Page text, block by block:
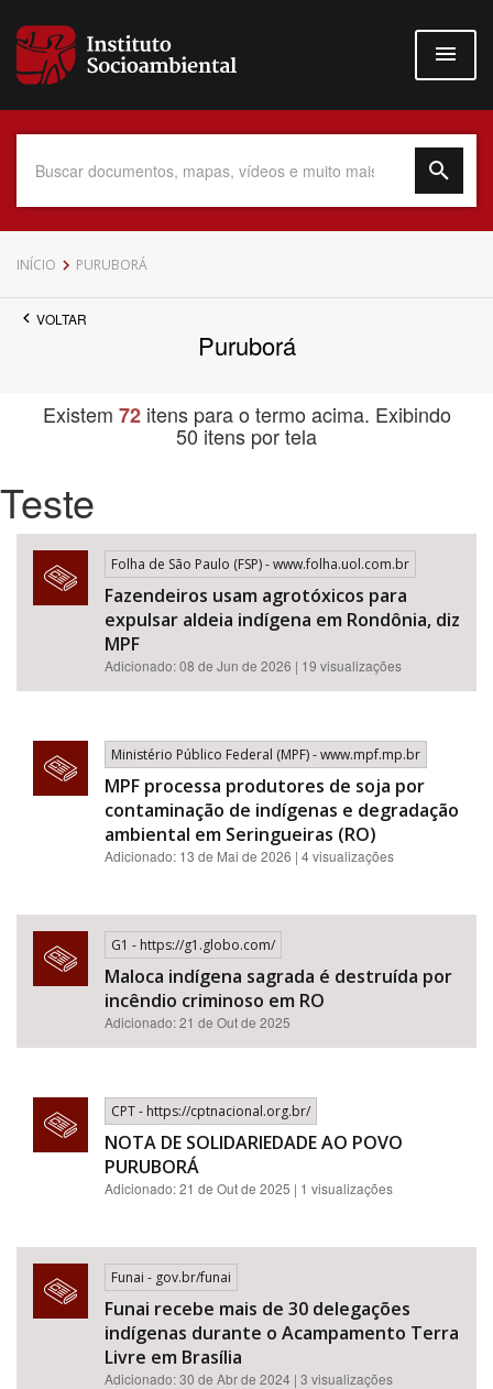
para
conteúdo
Data do Documento
Tema
Área Protegida
BUSCAR
INÍCIO PURUBORÁ
VOLTAR
Puruborá
Existem 72itens para o termo acima. Exibindo
50 itens por tela
Teste
Folha de São Paulo (FSP) - www.folha.uol.com.br
Fazendeiros usam agrotóxicos para
expulsar aldeia indígena em Rondônia, diz
MPF
Adicionado: 08 de Jun de 2026 | 19 visualizações
Ministério Público Federal (MPF) - www.mpf.mp.br
MPF processa produtores de soja por
contaminação de indígenas e degradação
ambiental em Seringueiras (RO)
Adicionado: 13 de Mai de 2026 | 4 visualizações
G1 - https://g1.globo.com/
Maloca indígena sagrada é destruída por
incêndio criminoso em RO
Adicionado: 21 de Out de 2025
CPT - https://cptnacional.org.br/
NOTA DE SOLIDARIEDADE AO POVO
PURUBORÁ
Adicionado: 21 de Out de 2025 | 1 visualizações
Funai - gov.br/funai
Funai recebe mais de 30 delegações
indígenas durante o Acampamento Terra
Livre em Brasília
Adicionado: 30 de Abr de 2024 | 3 visualizações